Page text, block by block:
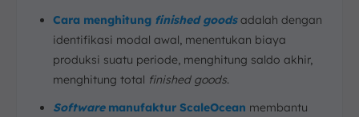
3. Integrasi Proses Produksi dan Penanganan
Finished Goods
4. Efisiensi Pemanfaatan Kapasitas Produksi
5. Keterbatasan Data Produksi dan Pelaporan
Strategi Pengelolaan Finished Goods
Cara menghitung finished goodsadalah dengan
identifikasi modal awal, menentukan biaya
produksi suatu periode, menghitung saldo akhir,
menghitung total finished goods.
Softwaremanufaktur ScaleOcean membantu